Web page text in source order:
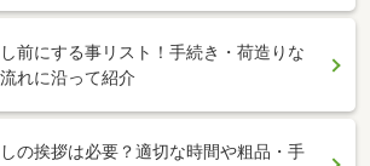
前にする事リスト！手続き・荷造りな
れに沿って紹介
の挨拶は必要？適切な時間や粗品・手